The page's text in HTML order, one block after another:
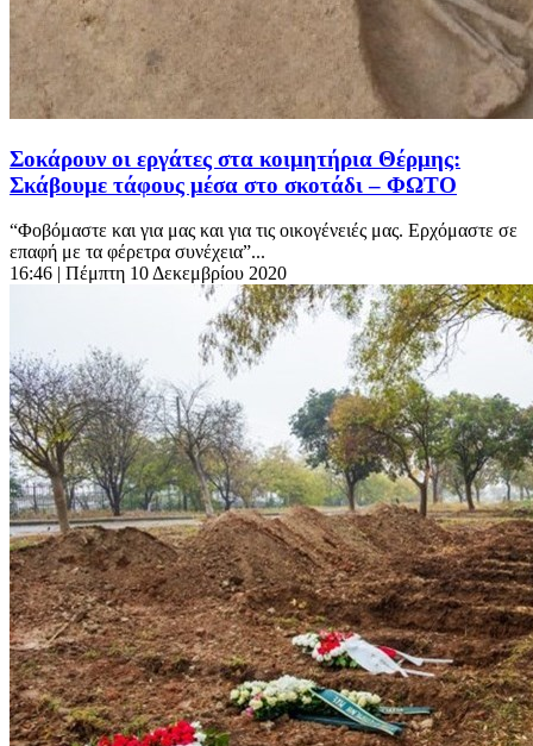
Σοκάρουν οι εργάτες στα κοιμητήρια Θέρμης:
Σκάβουμε τάφους μέσα στο σκοτάδι – ΦΩΤΟ
“Φοβόμαστε και για μας και για τις οικογένειές μας. Ερχόμαστε σε
επαφή με τα φέρετρα συνέχεια”...
16:46 | Πέμπτη 10 Δεκεμβρίου 2020